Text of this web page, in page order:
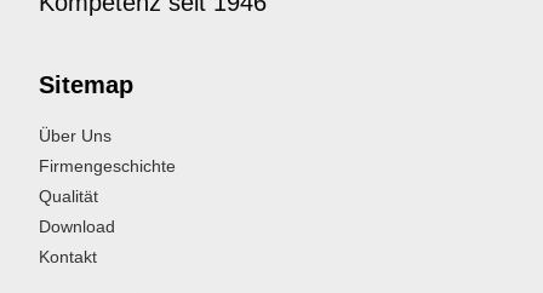
Sitemap
Über Uns
Firmengeschichte
Qualität
Download
Kontakt